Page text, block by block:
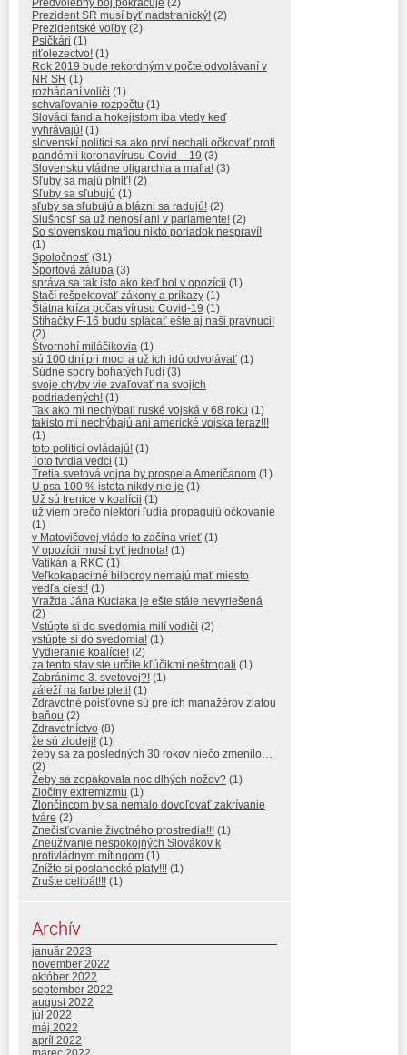
Predvolebný boj pokračuje (2)
Prezident SR musí byť nadstranický! (2)
Prezidentské voľby (2)
Psičkári (1)
riťolezectvo! (1)
Rok 2019 bude rekordným v počte odvolávaní v
NR SR (1)
rozhádaní voliči (1)
schvaľovanie rozpočtu (1)
Slováci fandia hokejistom iba vtedy keď
vyhrávajú! (1)
slovenskí politici sa ako prví nechali očkovať proti
pandémii koronavírusu Covid – 19 (3)
Slovensku vládne oligarchia a mafia! (3)
Sľuby sa majú plniť! (2)
Sľuby sa sľubujú (1)
sľuby sa sľubujú a blázni sa radujú! (2)
Slušnosť sa už nenosí ani v parlamente! (2)
So slovenskou mafiou nikto poriadok nespraví!
(1)
Spoločnosť (31)
Športová záľuba (3)
správa sa tak isto ako keď bol v opozícii (1)
Stačí rešpektovať zákony a príkazy (1)
Štátna kríza počas vírusu Covid-19 (1)
Stíhačky F-16 budú splácať ešte aj naši pravnuci!
(2)
Štvornohí miláčikovia (1)
sú 100 dní pri moci a už ich idú odvolávať (1)
Súdne spory bohatých ľudí (3)
svoje chyby vie zvaľovať na svojich
podriadených! (1)
Tak ako mi nechýbali ruské vojská v 68 roku (1)
takisto mi nechýbajú ani americké vojska teraz!!!
(1)
toto politici ovládajú! (1)
Toto tvrdia vedci (1)
Tretia svetová vojna by prospela Američanom (1)
U psa 100 % istota nikdy nie je (1)
Už sú trenice v koalícii (1)
už viem prečo niektorí ľudia propagujú očkovanie
(1)
v Matovičovej vláde to začína vrieť (1)
V opozícii musí byť jednota! (1)
Vatikán a RKC (1)
Veľkokapacitné bilbordy nemajú mať miesto
vedľa ciest! (1)
Vražda Jána Kuciaka je ešte stále nevyriešená
(2)
Vstúpte si do svedomia milí vodiči (2)
vstúpte si do svedomia! (1)
Vydieranie koalície! (2)
za tento stav ste určite kľúčikmi neštrngali (1)
Zabránime 3. svetovej?! (1)
záleží na farbe pleti! (1)
Zdravotné poisťovne sú pre ich manažérov zlatou
baňou (2)
Zdravotníctvo (8)
že sú zlodeji! (1)
žeby sa za posledných 30 rokov niečo zmenilo…
(2)
Žeby sa zopakovala noc dlhých nožov? (1)
Zločiny extremizmu (1)
Zlončincom by sa nemalo dovoľovať zakrívanie
tváre (2)
Znečisťovanie životného prostredia!!! (1)
Zneužívanie nespokojných Slovákov k
protivládnym mítingom (1)
Znížte si poslanecké platy!!! (1)
Zrušte celibát!!! (1)
Archív
január 2023
november 2022
október 2022
september 2022
august 2022
júl 2022
máj 2022
apríl 2022